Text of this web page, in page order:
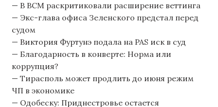
— В ВСМ раскритиковали расширение веттинга
— Экс-глава офиса Зеленского предстал перед
судом
— Виктория Фуртунэ подала на PAS иск в суд
— Благодарность в конверте: Норма или
коррупция?
— Тирасполь может продлить до июня режим
ЧП в экономике
— Одобеску: Приднестровье остается